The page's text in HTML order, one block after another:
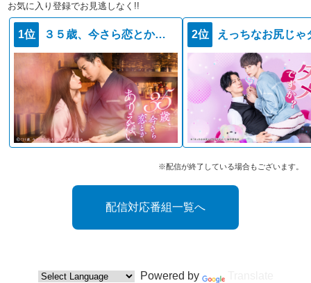
お気に入り登録でお見逃しなく!!
1位 ３５歳、今さら恋とかありえない 2位
※配信が終了している場合もございます。
配信対応番組一覧へ
Powered by